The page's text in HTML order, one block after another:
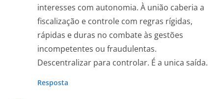
interesses com autonomia. À união caberia a
fiscalização e controle com regras rígidas,
rápidas e duras no combate às gestões
incompetentes ou fraudulentas.
Descentralizar para controlar. É a unica saída.
Resposta